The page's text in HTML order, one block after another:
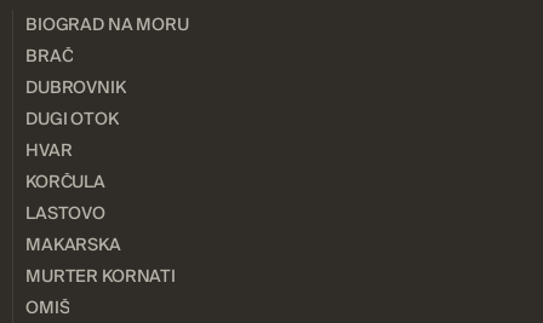
BIOGRAD NA MORU
BRAČ
DUBROVNIK
DUGI OTOK
HVAR
KORČULA
LASTOVO
MAKARSKA
MURTER KORNATI
OMIŠ